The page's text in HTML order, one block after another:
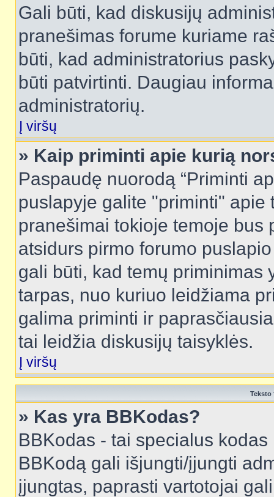
Gali būti, kad diskusijų
pranešimas forume kuriame
būti, kad administratorius
būti patvirtinti. Daugiau
administratorių.
Į viršų
» Kaip priminti apie kurią
Paspaudę nuorodą “Priminti
puslapyje galite "priminti"
pranešimai tokioje temoje bus
atsidurs pirmo forumo
gali būti, kad temų priminimas
tarpas, nuo kuriuo leidžiama
galima priminti ir
tai leidžia diskusijų taisyklės.
Į viršų
Teksto
» Kas yra BBKodas?
BBKodas - tai specialus
BBKodą gali išjungti/įjungti
įjungtas, paprasti vartotojai